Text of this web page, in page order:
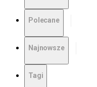
Polecane
Najnowsze
Tagi